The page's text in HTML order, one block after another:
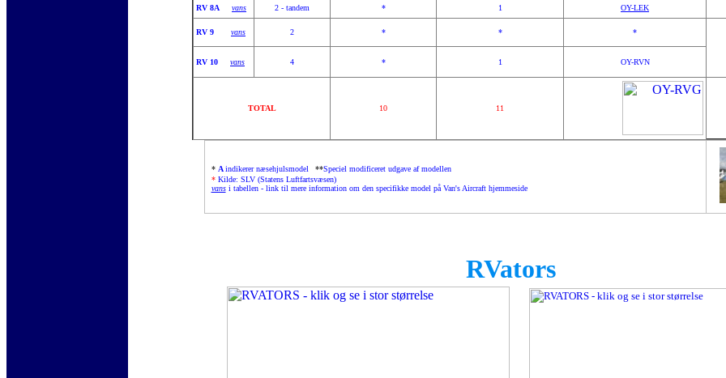
RV 8A vans 2 - tandem * 1 OY-LEK
RV 9 vans 2 * * *
RV 10 vans 4 * 1 OY-RVN
TOTAL 10 11
* Aindikerer næsehjulsmodel **Speciel modificeret udgave af modellen
*Kilde: SLV (Statens Luftfartsvæsen)
vansi tabellen - link til mere information om den specifikke model på Van's Aircraft hjemmeside
RVators